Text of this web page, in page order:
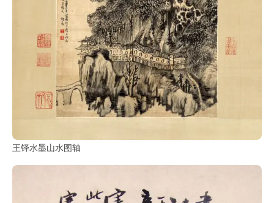
王铎水墨山水图轴